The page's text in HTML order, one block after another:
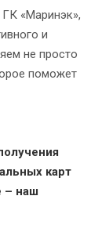
ГК «Маринэк»,
и
не просто
поможет
карт
– наш